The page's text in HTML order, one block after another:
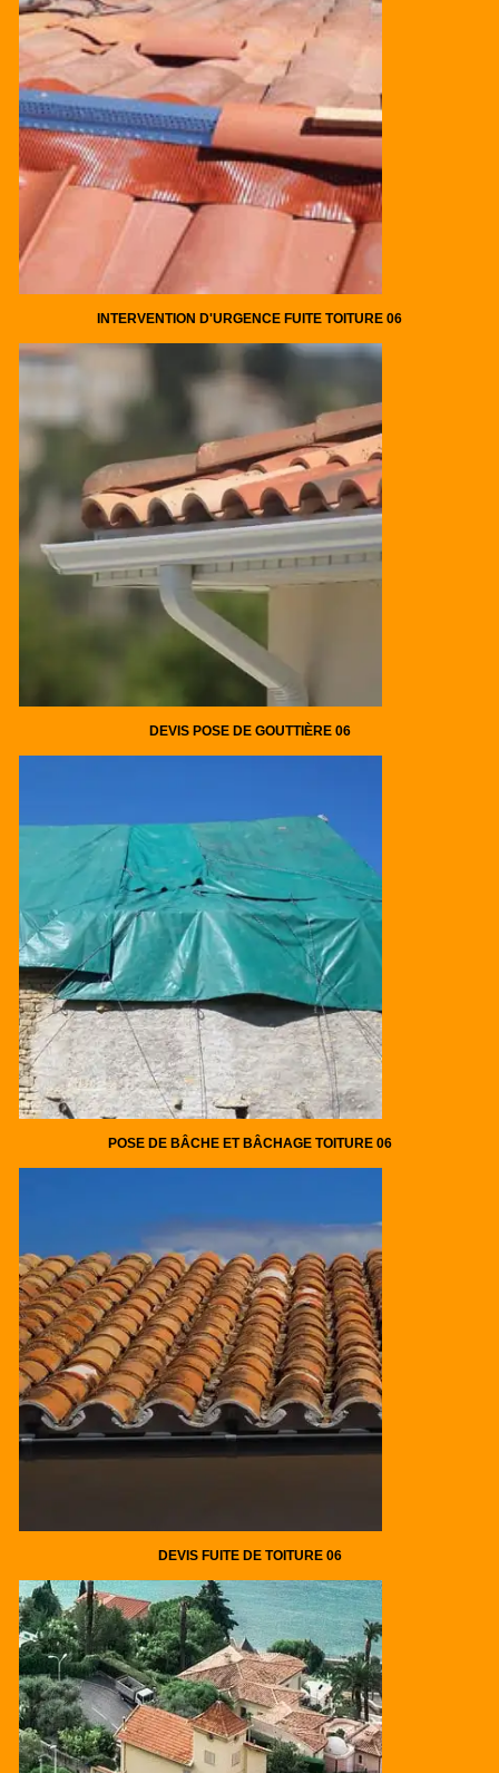
INTERVENTION D'URGENCE FUITE TOITURE 06
DEVIS POSE DE GOUTTIÈRE 06
POSE DE BÂCHE ET BÂCHAGE TOITURE 06
DEVIS FUITE DE TOITURE 06